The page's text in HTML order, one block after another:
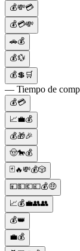
💰💸💳
💰💳💸
🚗💰
💰💱
💰💲🛒
— Tiempo de
💰💳
📈💼💰
💰🎁🎉
🤠🐎💰
🃏🔥💸💰🎲
💴💵💶💷💰🤑
📈💰💼👥👥
💰👑
💼💰